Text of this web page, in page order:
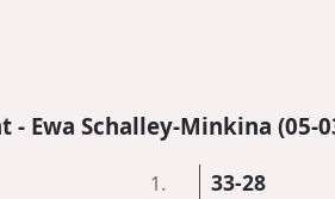
- Ewa Schalley-Minkina (05-
1.
33-28